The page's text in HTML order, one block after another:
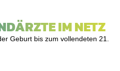
IM NETZ
Geburt bis zum vollendeten 21.